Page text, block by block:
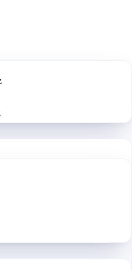
taşımaz. Burada bahsi geçen
tedavi etmek, önlemek
Sağlığınızla ilgili kararlar için
Tıp Ligi’nde Sağlıklı
Tanıttı!
İstanbul’da